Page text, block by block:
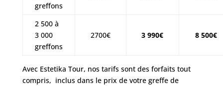
greffons
2 500 à
3 000
greffons
2700€ 3 990€ 8 500€
Avec Estetika Tour, nos tarifs sont des forfaits tout
compris, inclus dans le prix de votre greffe de